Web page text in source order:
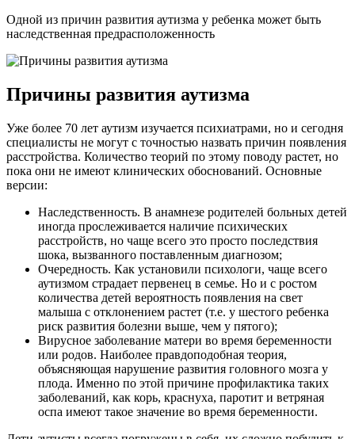
Одной из причин развития аутизма у ребенка может быть
наследственная предрасположенность
Причины развития аутизма
Уже более 70 лет аутизм изучается психиатрами, но и сегодня
специалисты не могут с точностью назвать причин появления
расстройства. Количество теорий по этому поводу растет, но
пока они не имеют клинических обоснований. Основные
версии:
Наследственность. В анамнезе родителей больных детей
иногда прослеживается наличие психических
расстройств, но чаще всего это просто последствия
шока, вызванного поставленным диагнозом;
Очередность. Как установили психологи, чаще всего
аутизмом страдает первенец в семье. Но и с ростом
количества детей вероятность появления на свет
малыша с отклонением растет (т.е. у шестого ребенка
риск развития болезни выше, чем у пятого);
Вирусное заболевание матери во время беременности
или родов. Наиболее правдоподобная теория,
объясняющая нарушение развития головного мозга у
плода. Именно по этой причине профилактика таких
заболеваний, как корь, краснуха, паротит и ветряная
оспа имеют такое значение во время беременности.